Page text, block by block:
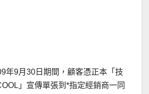
年9月30日期間，顧客憑正本「技
」宣傳單張到*指定經銷商一同